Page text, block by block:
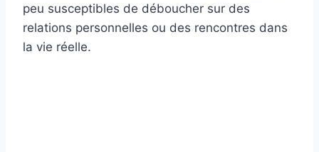
peu susceptibles de déboucher sur des
relations personnelles ou des rencontres dans
la vie réelle.